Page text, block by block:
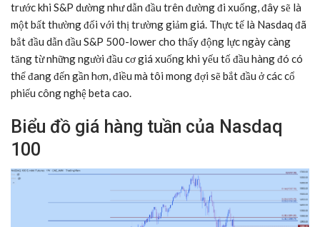
trước khi S&P dường như dẫn đầu trên đường đi xuống, đây sẽ là
một bất thường đối với thị trường giảm giá. Thực tế là Nasdaq đã
bắt đầu dẫn đầu S&P 500-lower cho thấy động lực ngày càng
tăng từ những người đầu cơ giá xuống khi yếu tố đầu hàng đó có
thể đang đến gần hơn, điều mà tôi mong đợi sẽ bắt đầu ở các cổ
phiếu công nghệ beta cao.
Biểu đồ giá hàng tuần của Nasdaq
100